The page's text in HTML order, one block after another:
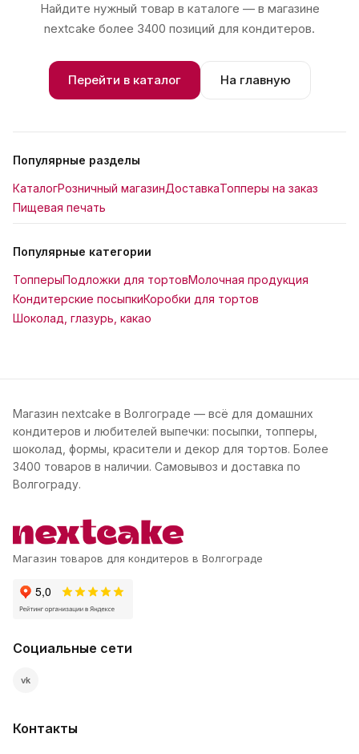
Найдите нужный товар в каталоге — в магазине
nextcake более 3400 позиций для кондитеров.
Перейти в каталог На главную
Популярные разделы
КаталогРозничный магазинДоставкаТопперы на заказ
Пищевая печать
Популярные категории
ТопперыПодложки для тортовМолочная продукция
Кондитерские посыпкиКоробки для тортов
Шоколад, глазурь, какао
Магазин nextcake в Волгограде — всё для домашних
кондитеров и любителей выпечки: посыпки, топперы,
шоколад, формы, красители и декор для тортов. Более
3400 товаров в наличии. Самовывоз и доставка по
Волгограду.
Магазин товаров для кондитеров в Волгограде
Социальные сети
vk
Контакты